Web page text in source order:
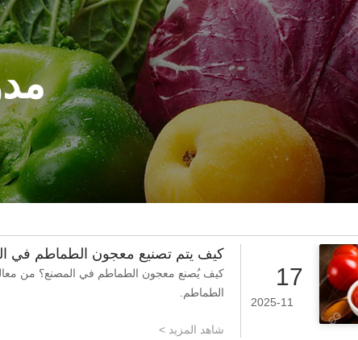
كيف يتم تصنيع معجون الطماطم في
كيف يُصنع معجون الطماطم في المصنع؟ من معالجة
الطماطم.
شاهد المزيد >
17
2025-11